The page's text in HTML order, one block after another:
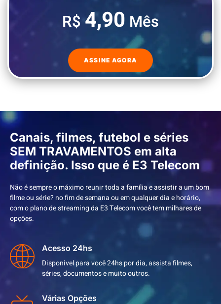
R$ 4,90 Mês
ASSINE AGORA
Canais, filmes, futebol e séries
SEM TRAVAMENTOS em alta
definição. Isso que é E3 Telecom
Não é sempre o máximo reunir toda a família e assistir a um bom
filme ou série? no fim de semana ou em qualquer dia e horário,
com o plano de streaming da E3 Telecom você tem milhares de
opções.
Acesso 24hs
Disponivel para você 24hs por dia, assista filmes,
séries, documentos e muito outros.
Várias Opções